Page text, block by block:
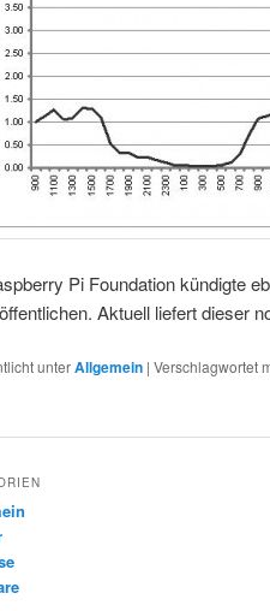
Pi Foundation kündigte
Aktuell liefert dieser
unterAllgemein | Verschlagwortet